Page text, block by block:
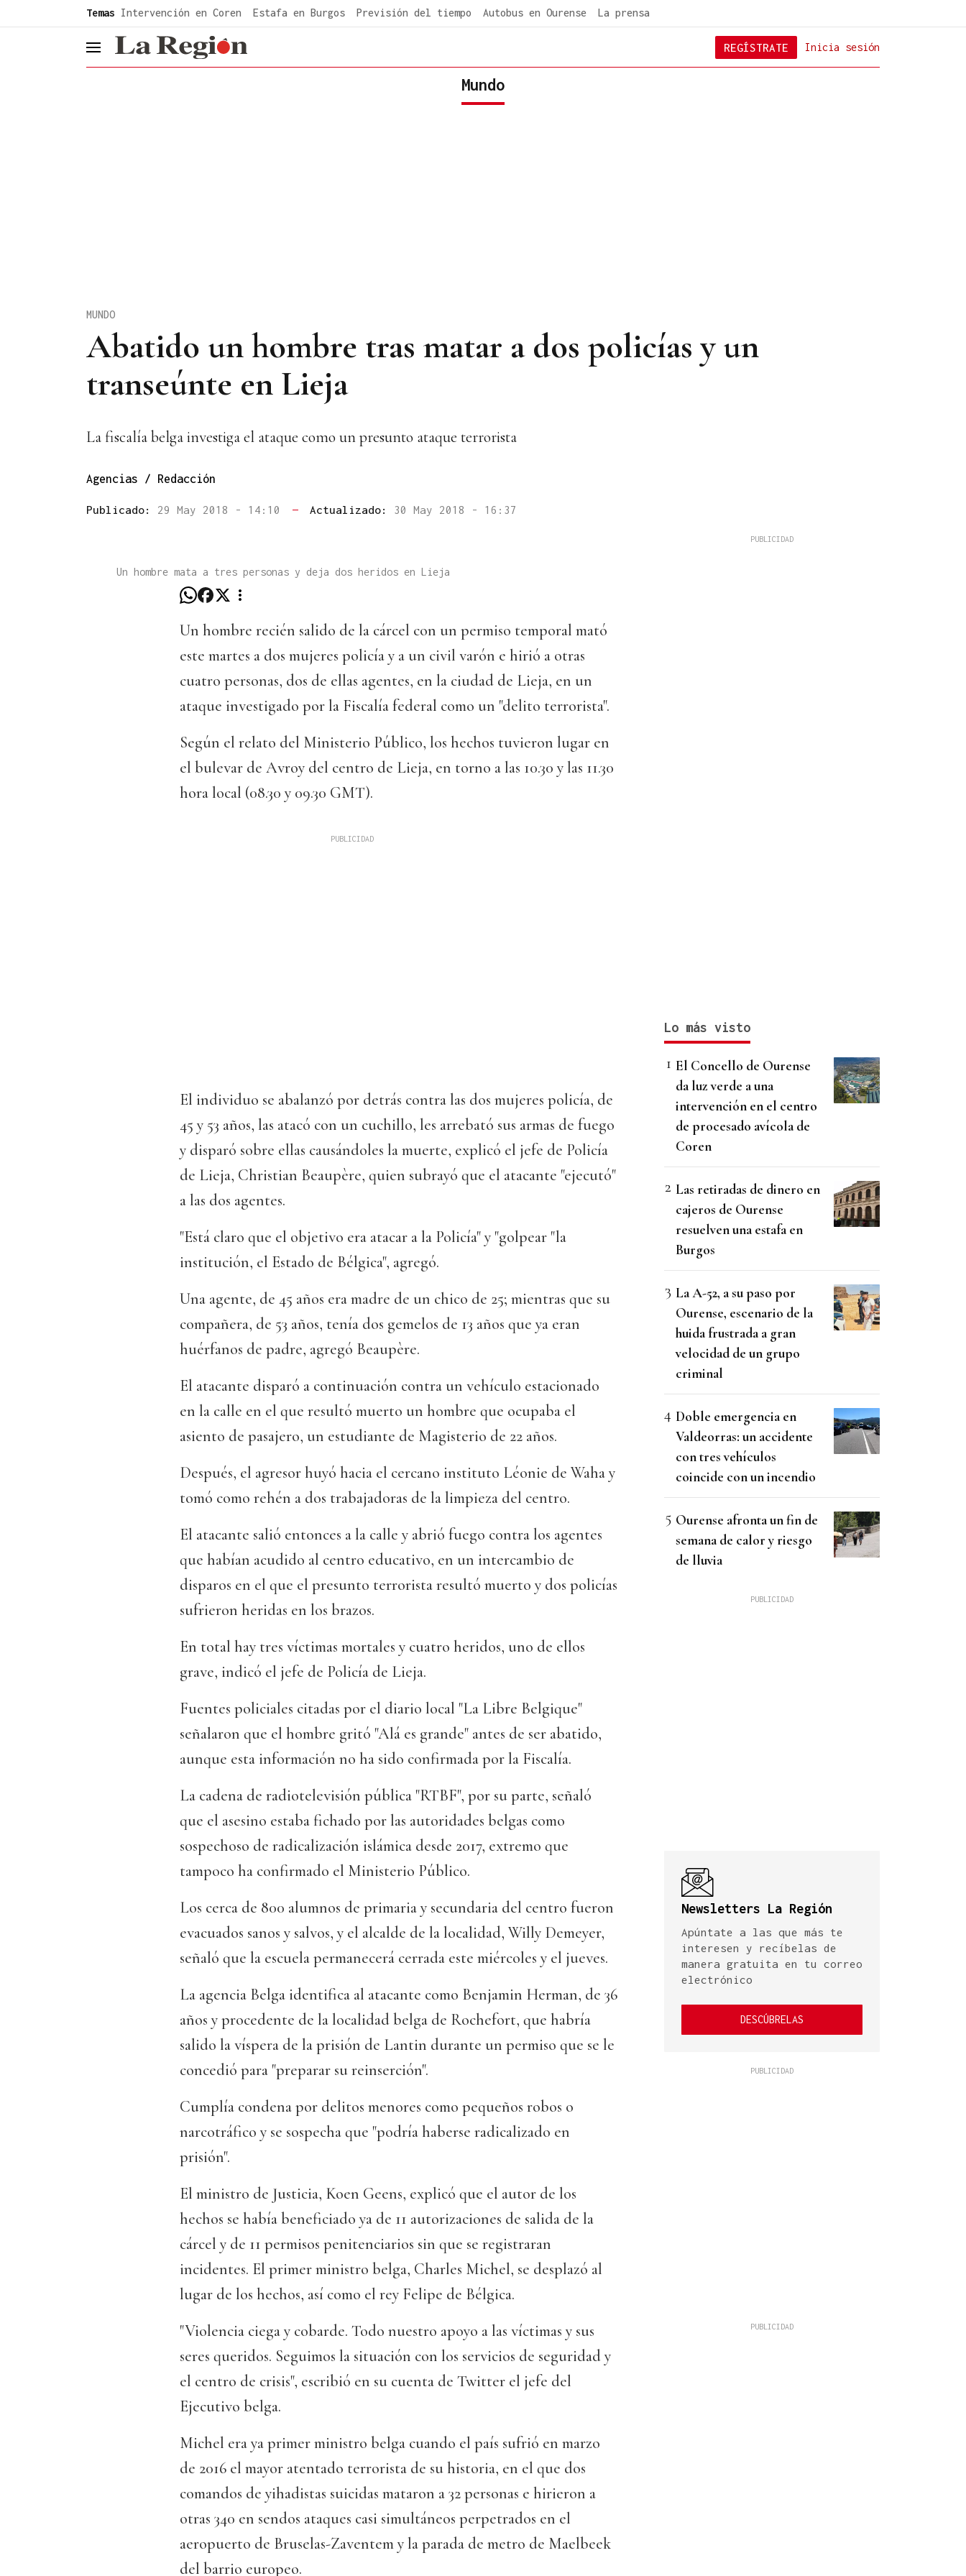
Temas Intervención en Coren Estafa en Burgos Previsión del tiempo Autobus en Ourense La prensa
header.menu.open Inicia sesión
REGÍSTRATE
Mundo
Abatido un hombre tras matar a dos policías y un
transeúnte en Lieja
MUNDO
La fiscalía belga investiga el ataque como un presunto ataque terrorista
Agencias / Redacción
Publicado: 29 May 2018 - 14:10 — Actualizado: 30 May 2018 - 16:37
Un hombre mata a tres personas y deja dos heridos en Lieja
Un hombre recién salido de la cárcel con un permiso temporal mató
este martes a dos mujeres policía y a un civil varón e hirió a otras
cuatro personas, dos de ellas agentes, en la ciudad de Lieja, en un
ataque investigado por la Fiscalía federal como un "delito terrorista".
Según el relato del Ministerio Público, los hechos tuvieron lugar en
el bulevar de Avroy del centro de Lieja, en torno a las 10.30 y las 11.30
hora local (08.30 y 09.30 GMT).
El individuo se abalanzó por detrás contra las dos mujeres policía, de
45 y 53 años, las atacó con un cuchillo, les arrebató sus armas de fuego
y disparó sobre ellas causándoles la muerte, explicó el jefe de Policía
de Lieja, Christian Beaupère, quien subrayó que el atacante "ejecutó"
a las dos agentes.
"Está claro que el objetivo era atacar a la Policía" y "golpear "la
institución, el Estado de Bélgica", agregó.
Una agente, de 45 años era madre de un chico de 25; mientras que su
compañera, de 53 años, tenía dos gemelos de 13 años que ya eran
huérfanos de padre, agregó Beaupère.
El atacante disparó a continuación contra un vehículo estacionado
en la calle en el que resultó muerto un hombre que ocupaba el
asiento de pasajero, un estudiante de Magisterio de 22 años.
Después, el agresor huyó hacia el cercano instituto Léonie de Waha y
tomó como rehén a dos trabajadoras de la limpieza del centro.
El atacante salió entonces a la calle y abrió fuego contra los agentes
que habían acudido al centro educativo, en un intercambio de
disparos en el que el presunto terrorista resultó muerto y dos policías
sufrieron heridas en los brazos.
En total hay tres víctimas mortales y cuatro heridos, uno de ellos
grave, indicó el jefe de Policía de Lieja.
Fuentes policiales citadas por el diario local "La Libre Belgique"
señalaron que el hombre gritó "Alá es grande" antes de ser abatido,
aunque esta información no ha sido confirmada por la Fiscalía.
La cadena de radiotelevisión pública "RTBF", por su parte, señaló
que el asesino estaba fichado por las autoridades belgas como
sospechoso de radicalización islámica desde 2017, extremo que
tampoco ha confirmado el Ministerio Público.
Los cerca de 800 alumnos de primaria y secundaria del centro fueron
evacuados sanos y salvos, y el alcalde de la localidad, Willy Demeyer,
señaló que la escuela permanecerá cerrada este miércoles y el jueves.
La agencia Belga identifica al atacante como Benjamin Herman, de 36
años y procedente de la localidad belga de Rochefort, que habría
salido la víspera de la prisión de Lantin durante un permiso que se le
concedió para "preparar su reinserción".
Cumplía condena por delitos menores como pequeños robos o
narcotráfico y se sospecha que "podría haberse radicalizado en
prisión".
El ministro de Justicia, Koen Geens, explicó que el autor de los
hechos se había beneficiado ya de 11 autorizaciones de salida de la
cárcel y de 11 permisos penitenciarios sin que se registraran
incidentes. El primer ministro belga, Charles Michel, se desplazó al
lugar de los hechos, así como el rey Felipe de Bélgica.
"Violencia ciega y cobarde. Todo nuestro apoyo a las víctimas y sus
seres queridos. Seguimos la situación con los servicios de seguridad y
el centro de crisis", escribió en su cuenta de Twitter el jefe del
Ejecutivo belga.
Michel era ya primer ministro belga cuando el país sufrió en marzo
de 2016 el mayor atentado terrorista de su historia, en el que dos
comandos de yihadistas suicidas mataron a 32 personas e hirieron a
otras 340 en sendos ataques casi simultáneos perpetrados en el
aeropuerto de Bruselas-Zaventem y la parada de metro de Maelbeek
del barrio europeo.
Lo más visto
El Concello de Ourense
da luz verde a una
intervención en el centro
de procesado avícola de
Coren
Las retiradas de dinero en
cajeros de Ourense
resuelven una estafa en
Burgos
La A-52, a su paso por
Ourense, escenario de la
huida frustrada a gran
velocidad de un grupo
criminal
Doble emergencia en
Valdeorras: un accidente
con tres vehículos
coincide con un incendio
Ourense afronta un fin de
semana de calor y riesgo
de lluvia
Newsletters La Región
Apúntate a las que más te
interesen y recíbelas de
manera gratuita en tu correo
electrónico
DESCÚBRELAS